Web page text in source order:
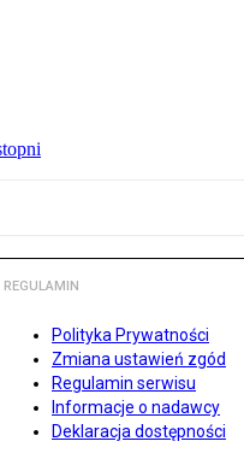
REGULAMIN
Polityka Prywatności
Zmiana ustawień zgód
Regulamin serwisu
Informacje o nadawcy
Deklaracja dostępności